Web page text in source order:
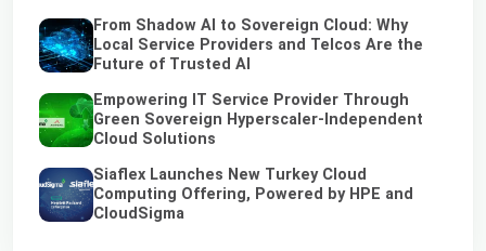
From Shadow AI to Sovereign Cloud: Why
Local Service Providers and Telcos Are the
Future of Trusted AI
Empowering IT Service Provider Through
Green Sovereign Hyperscaler-Independent
Cloud Solutions
Siaflex Launches New Turkey Cloud
Computing Offering, Powered by HPE and
CloudSigma